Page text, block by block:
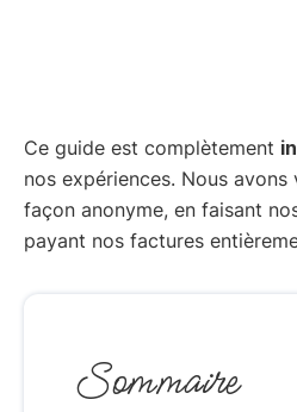
Ce guide est complètement
nos expériences. Nous
façon anonyme, en faisant
payant nos factures
Sommaire